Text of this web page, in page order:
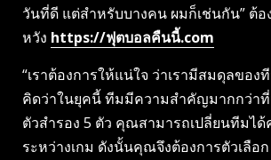
วันที่ดี แต่สำหรับบางคน ผมก็เช่นกัน” ต้อ
หวัง https://ฟุตบอลคืนนี้.com
“เราต้องการให้แน่ใจ ว่าเรามีสมดุลของ
คิดว่าในยุคนี้ ทีมมีความสำคัญมากกว่าที่
ตัวสำรอง 5 ตัว คุณสามารถเปลี่ยนทีมได้
ระหว่างเกม ดังนั้นคุณจึงต้องการตัวเลือ